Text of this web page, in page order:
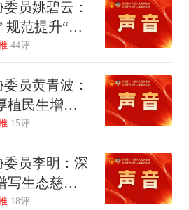
员姚碧云：
规范提升“共
44评
员黄青波：
植民生增幸
15评
员李明：深
写生态慈溪
18评